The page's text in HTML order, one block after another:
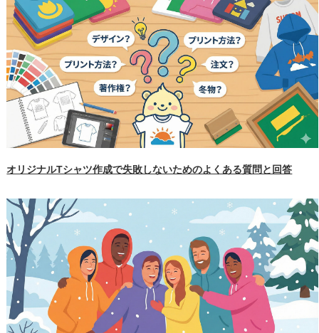
オリジナルTシャツ作成で失敗しないためのよくある質問と回答